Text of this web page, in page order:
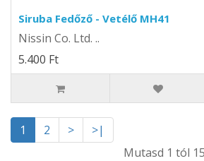
Siruba Fedőző - Vetélő MH41
Nissin Co. Ltd. ..
5.400 Ft
1 2 >
>|
Mutasd 1 tól